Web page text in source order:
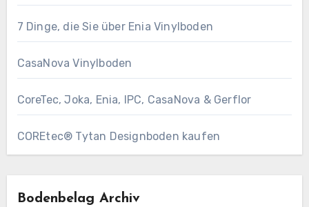
7 Dinge, die Sie über Enia Vinylboden
CasaNova Vinylboden
CoreTec, Joka, Enia, IPC, CasaNova & Gerflor
COREtec® Tytan Designboden kaufen
Bodenbelag Archiv